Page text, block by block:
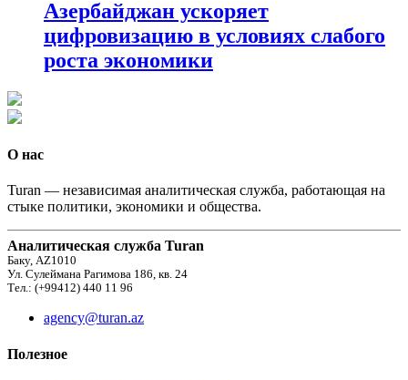
Азербайджан ускоряет
цифровизацию в условиях слабого
роста экономики
О нас
Turan — независимая аналитическая служба, работающая на
стыке политики, экономики и общества.
Аналитическая служба Turan
Баку, AZ1010
Ул. Сулеймана Рагимова 186, кв. 24
Тел.: (+99412) 440 11 96
agency@turan.az
Полезное